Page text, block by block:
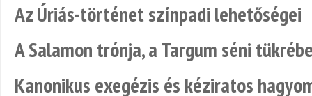
Az Úriás-történet színpadi lehetőségei
A Salamon trónja, a Targum séni
Kanonikus exegézis és kéziratos